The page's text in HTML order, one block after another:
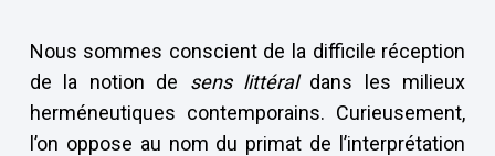
Nous sommes conscient de la difficile réception
de la notion de sens littéraldans les milieux
herméneutiques contemporains. Curieusement,
l’on oppose au nom du primat de l’interprétation